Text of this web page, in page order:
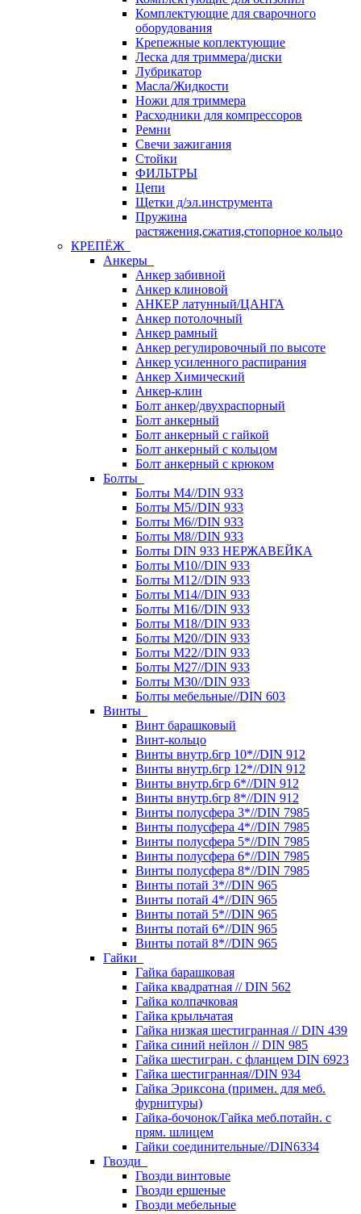
Комплектующие для сварочного
оборудования
Крепежные коплектующие
Леска для триммера/диски
Лубрикатор
Масла/Жидкости
Ножи для триммера
Расходники для компрессоров
Ремни
Свечи зажигания
Стойки
ФИЛЬТРЫ
Цепи
Щетки д/эл.инструмента
Пружина
растяжения,сжатия,стопорное кольцо
КРЕПЁЖ
Анкеры
Анкер забивной
Анкер клиновой
АНКЕР латунный/ЦАНГА
Анкер потолочный
Анкер рамный
Анкер регулировочный по высоте
Анкер усиленного распирания
Анкер Химический
Анкер-клин
Болт анкер/двухраспорный
Болт анкерный
Болт анкерный с гайкой
Болт анкерный с кольцом
Болт анкерный с крюком
Болты
Болты М4//DIN 933
Болты М5//DIN 933
Болты М6//DIN 933
Болты М8//DIN 933
Болты DIN 933 НЕРЖАВЕЙКА
Болты М10//DIN 933
Болты М12//DIN 933
Болты М14//DIN 933
Болты М16//DIN 933
Болты М18//DIN 933
Болты М20//DIN 933
Болты М22//DIN 933
Болты М27//DIN 933
Болты М30//DIN 933
Болты мебельные//DIN 603
Винты
Винт барашковый
Винт-кольцо
Винты внутр.6гр 10*//DIN 912
Винты внутр.6гр 12*//DIN 912
Винты внутр.6гр 6*//DIN 912
Винты внутр.6гр 8*//DIN 912
Винты полусфера 3*//DIN 7985
Винты полусфера 4*//DIN 7985
Винты полусфера 5*//DIN 7985
Винты полусфера 6*//DIN 7985
Винты полусфера 8*//DIN 7985
Винты потай 3*//DIN 965
Винты потай 4*//DIN 965
Винты потай 5*//DIN 965
Винты потай 6*//DIN 965
Винты потай 8*//DIN 965
Гайки
Гайка барашковая
Гайка квадратная // DIN 562
Гайка колпачковая
Гайка крыльчатая
Гайка низкая шестигранная // DIN 439
Гайка синий нейлон // DIN 985
Гайка шестигран. с фланцем DIN 6923
Гайка шестигранная//DIN 934
Гайка Эриксона (примен. для меб.
фурнитуры)
Гайка-бочонок/Гайка меб.потайн. с
прям. шлицем
Гайки соединительные//DIN6334
Гвозди
Гвозди винтовые
Гвозди ершеные
Гвозди мебельные